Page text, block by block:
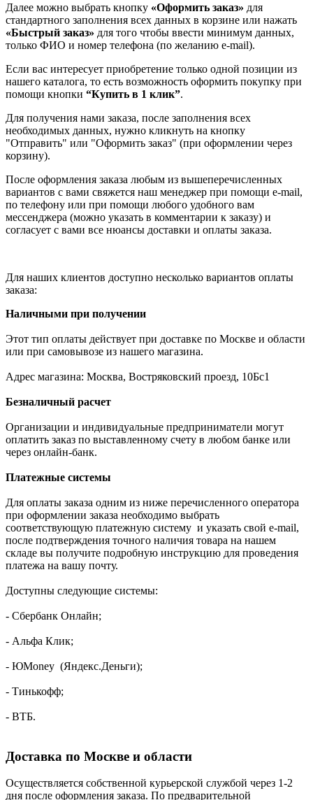
Далее можно выбрать кнопку «Оформить заказ» для
стандартного заполнения всех данных в корзине или нажать
«Быстрый заказ» для того чтобы ввести минимум данных,
только ФИО и номер телефона (по желанию e-mail).
Если вас интересует приобретение только одной позиции из
нашего каталога, то есть возможность оформить покупку при
помощи кнопки “Купить в 1 клик”.
Для получения нами заказа, после заполнения всех
необходимых данных, нужно кликнуть на кнопку
"Отправить" или "Оформить заказ" (при оформлении через
корзину).
После оформления заказа любым из вышеперечисленных
вариантов с вами свяжется наш менеджер при помощи e-mail,
по телефону или при помощи любого удобного вам
мессенджера (можно указать в комментарии к заказу) и
согласует с вами все нюансы доставки и оплаты заказа.
Для наших клиентов доступно несколько вариантов оплаты
заказа:
Наличными при получении
Этот тип оплаты действует при доставке по Москве и области
или при самовывозе из нашего магазина.
Адрес магазина: Москва, Востряковский проезд, 10Бс1
Безналичный расчет
Организации и индивидуальные предприниматели могут
оплатить заказ по выставленному счету в любом банке или
через онлайн-банк.
Платежные системы
Для оплаты заказа одним из ниже перечисленного оператора
при оформлении заказа необходимо выбрать
соответствующую платежную систему и указать свой e-mail,
после подтверждения точного наличия товара на нашем
складе вы получите подробную инструкцию для проведения
платежа на вашу почту.
Доступны следующие системы:
- Сбербанк Онлайн;
- Альфа Клик;
- ЮMoney (Яндекс.Деньги);
- Тинькофф;
- ВТБ.
Доставка по Москве и области
Осуществляется собственной курьерской службой через 1-2
дня после оформления заказа. По предварительной